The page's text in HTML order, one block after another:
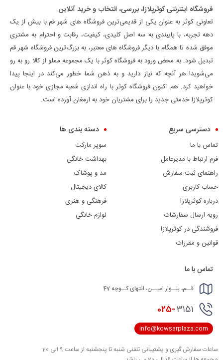
فروشگاه اینترنتی کوثرپلازا، بررسی، انتخاب و خرید آنلاین
تعاونی کوثر به عنوان یکی از قدیمی‌ترین فروشگاه های شهر قم با بیش از یک
دهه تجربه، با پایبندی به سه اصل کلیدی، کیفیت، رقابت و احترام به مشتری
موفق شده تا همگام با دیگر فروشگاه های معتبر، به بزرگ‌ترین فروشگاه شهر قم
تبدیل شود. به محض ورود به فروشگاه کوثر با یک مجموعه مملو از کالا رو به رو
می‌شوید! هر آنچه که نیاز دارید و به ذهن شما خطور می‌کند در اینجا پیدا
خواهید کرد. هم اکنون فروشگاه کوثر با راه اندازی شعبه مجازی خود با عنوان
کوثرپلازا خدمتی جدید را برای مشتریان خود به ارمغان آورده است.
دسترسی سریع
تماس با ما
فرم ارتباط با مدیرعامل
راهنمای ثبت سفارش
حساب کاربری
درباره کوثرپلازا
رویه ارسال سفارشات
فروشندگی در کوثرپلازا
قوانین و مقررات
دسته بندی ها
سوپر مارکت
بهداشت خانگی
مد و پوشاک
کالای دیجیتال
فرهنگی و هنری
لوازم خانگی
تماس با ما
قــم، بلــوار امیــن، انتهای کــوچه 47
025-3151
info@kowsarplaza.com
ساعات سفارش گیری و پشتیبانی تلفنی شنبه تا پنجشنبه از ساعت 9 الی 20